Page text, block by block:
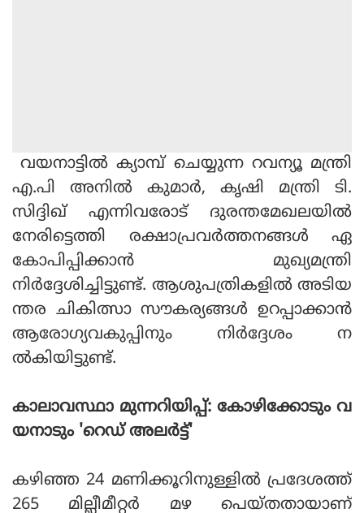
വയനാട്ടില്‍ ക്യാമ്പ് ചെയ്യുന്ന റവന്യൂ മന്ത്രി
എ.പി അനില്‍ കുമാര്‍, കൃഷി മന്ത്രി ടി.
സിദ്ദിഖ് എന്നിവരോട് ദുരന്തമേഖലയില്‍
നേരിട്ടെത്തി രക്ഷാപ്രവര്‍ത്തനങ്ങള്‍ ഏ
കോപിപ്പിക്കാന്‍ മുഖ്യമന്ത്രി
നിര്‍ദ്ദേശിച്ചിട്ടുണ്ട്. ആശുപത്രികളില്‍ അടിയ
ന്തര ചികിത്സാ സൗകര്യങ്ങള്‍ ഉറപ്പാക്കാന്‍
ആരോഗ്യവകുപ്പിനും നിര്‍ദ്ദേശം ന
ല്‍കിയിട്ടുണ്ട്.
കാലാവസ്ഥാ മുന്നറിയിപ്പ്: കോഴിക്കോടും വ
യനാടും 'റെഡ് അലര്‍ട്ട്'
കഴിഞ്ഞ 24 മണിക്കൂറിനുള്ളില്‍ പ്രദേശത്ത്
265 മില്ലീമീറ്റര്‍ മഴ പെയ്തതായാണ്